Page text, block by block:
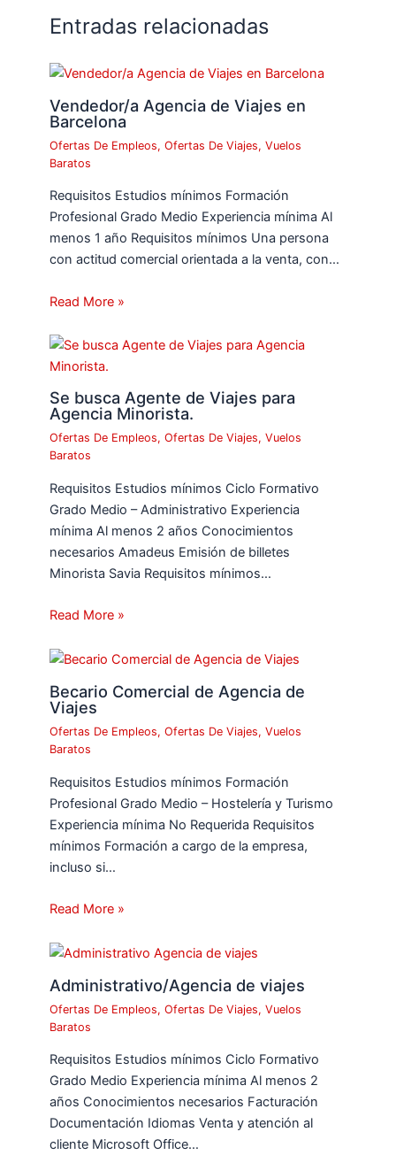
Entradas relacionadas
Vendedor/a Agencia de Viajes en
Barcelona
Ofertas De Empleos,Ofertas De Viajes,Vuelos
Baratos
Requisitos Estudios mínimos Formación
Profesional Grado Medio Experiencia mínima Al
menos 1 año Requisitos mínimos Una persona
con actitud comercial orientada a la venta, con…
Read More »
Se busca Agente de Viajes para
Agencia Minorista.
Ofertas De Empleos,Ofertas De Viajes,Vuelos
Baratos
Requisitos Estudios mínimos Ciclo Formativo
Grado Medio – Administrativo Experiencia
mínima Al menos 2 años Conocimientos
necesarios Amadeus Emisión de billetes
Minorista Savia Requisitos mínimos…
Read More »
Becario Comercial de Agencia de
Viajes
Ofertas De Empleos,Ofertas De Viajes,Vuelos
Baratos
Requisitos Estudios mínimos Formación
Profesional Grado Medio – Hostelería y Turismo
Experiencia mínima No Requerida Requisitos
mínimos Formación a cargo de la empresa,
incluso si…
Read More »
Administrativo/Agencia de viajes
Ofertas De Empleos,Ofertas De Viajes,Vuelos
Baratos
Requisitos Estudios mínimos Ciclo Formativo
Grado Medio Experiencia mínima Al menos 2
años Conocimientos necesarios Facturación
Documentación Idiomas Venta y atención al
cliente Microsoft Office…